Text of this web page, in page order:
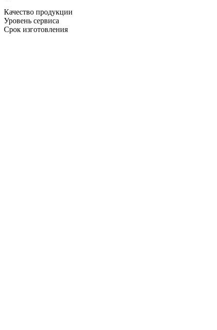
Качество продукции
Уровень сервиса
Срок изготовления